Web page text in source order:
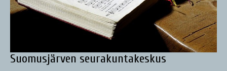
Suomusjärven seurakuntakeskus